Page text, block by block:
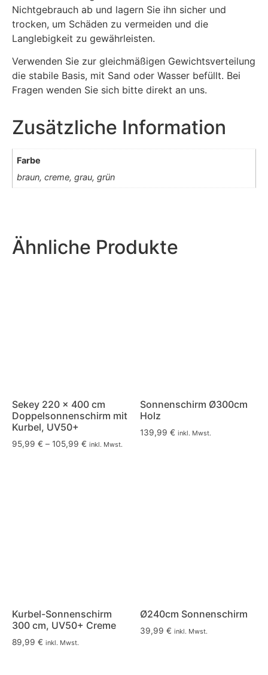
Ähnliche Produkte
Sekey 220 × 400 cm
Doppelsonnenschirm mit
Kurbel, UV50+
95,99 € – 105,99 € inkl. Mwst.
Sonnenschirm Ø300cm
Holz
139,99 € inkl. Mwst.
Kurbel-Sonnenschirm
300 cm, UV50+ Creme
89,99 € inkl. Mwst.
Ø240cm Sonnenschirm
39,99 € inkl. Mwst.
Nichtgebrauch ab und lagern Sie ihn sicher und
trocken, um Schäden zu vermeiden und die
Langlebigkeit zu gewährleisten.
Verwenden Sie zur gleichmäßigen Gewichtsverteilung
die stabile Basis, mit Sand oder Wasser befüllt. Bei
Fragen wenden Sie sich bitte direkt an uns.
Zusätzliche Information
Farbe
braun, creme, grau, grün